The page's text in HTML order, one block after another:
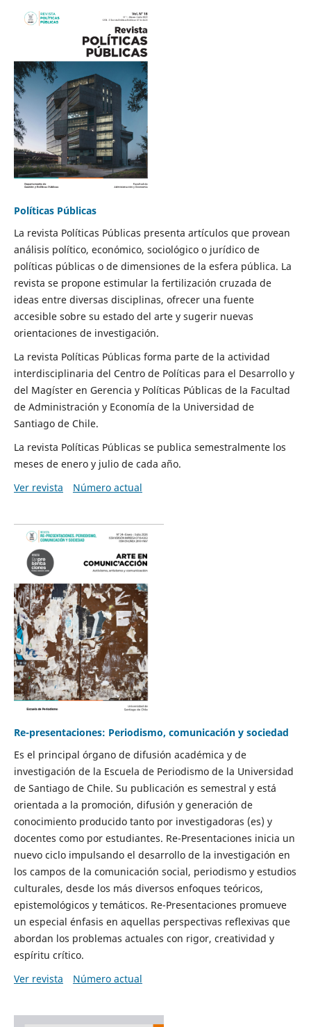
Políticas Públicas
La revista Políticas Públicas presenta artículos que provean
análisis político, económico, sociológico o jurídico de
políticas públicas o de dimensiones de la esfera pública. La
revista se propone estimular la fertilización cruzada de
ideas entre diversas disciplinas, ofrecer una fuente
accesible sobre su estado del arte y sugerir nuevas
orientaciones de investigación.
La revista Políticas Públicas forma parte de la actividad
interdisciplinaria del Centro de Políticas para el Desarrollo y
del Magíster en Gerencia y Políticas Públicas de la Facultad
de Administración y Economía de la Universidad de
Santiago de Chile.
La revista Políticas Públicas se publica semestralmente los
meses de enero y julio de cada año.
Ver revista
Número actual
Re-presentaciones: Periodismo, comunicación y sociedad
Es el principal órgano de difusión académica y de
investigación de la Escuela de Periodismo de la Universidad
de Santiago de Chile. Su publicación es semestral y está
orientada a la promoción, difusión y generación de
conocimiento producido tanto por investigadoras (es) y
docentes como por estudiantes. Re-Presentaciones inicia un
nuevo ciclo impulsando el desarrollo de la investigación en
los campos de la comunicación social, periodismo y estudios
culturales, desde los más diversos enfoques teóricos,
epistemológicos y temáticos. Re-Presentaciones promueve
un especial énfasis en aquellas perspectivas reflexivas que
abordan los problemas actuales con rigor, creatividad y
espíritu crítico.
Ver revista
Número actual